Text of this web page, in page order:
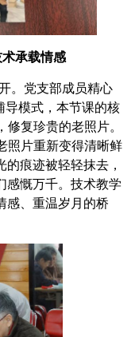
承载情感
。党支部成员精心
导模式，本节课的核
修复珍贵的老照片。
照片重新变得清晰鲜
痕迹被轻轻抹去，
感慨万千。技术教学
感、重温岁月的桥